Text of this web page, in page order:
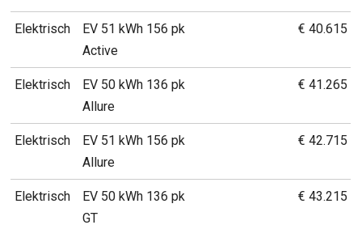
Elektrisch
EV 51 kWh 156 pk
Active
€ 40.615
Elektrisch
EV 50 kWh 136 pk
Allure
€ 41.265
Elektrisch
EV 51 kWh 156 pk
Allure
€ 42.715
Elektrisch
EV 50 kWh 136 pk
GT
€ 43.215